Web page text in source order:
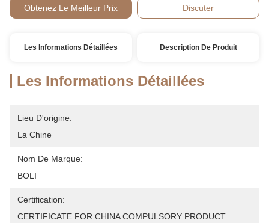
Obtenez Le Meilleur Prix Discuter
Les Informations Détaillées Description De Produit
Les Informations Détaillées
Lieu D'origine:
La Chine
Nom De Marque:
BOLI
Certification:
CERTIFICATE FOR CHINA COMPULSORY PRODUCT